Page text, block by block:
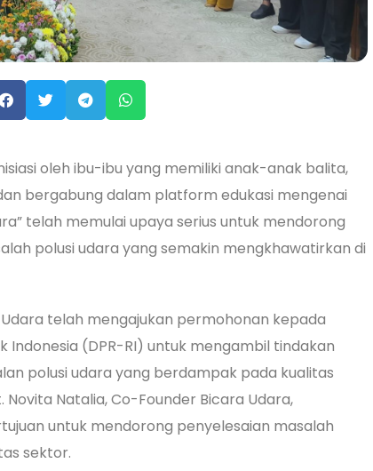
oleh ibu-ibu yang memiliki anak-anak balita,
bergabung dalam platform edukasi mengenai
telah memulai upaya serius untuk mendorong
polusi udara yang semakin mengkhawatirkan di
telah mengajukan permohonan kepada
Indonesia (DPR-RI) untuk mengambil tindakan
polusi udara yang berdampak pada kualitas
Natalia, Co-Founder Bicara Udara,
untuk mendorong penyelesaian masalah
sektor.